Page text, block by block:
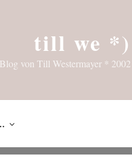
till we *)
von Till Westermayer * 2002